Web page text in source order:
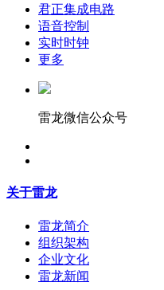
君正集成电路
语音控制
实时时钟
更多
雷龙微信公众号
关于雷龙
雷龙简介
组织架构
企业文化
雷龙新闻